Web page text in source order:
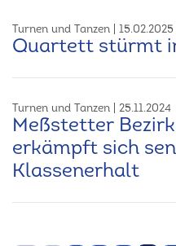
Turnen und Tanzen 15.02.2025
Quartett stürmt
Turnen und Tanzen 25.11.2024
Meßstetter
erkämpft sich
Klassenerhalt